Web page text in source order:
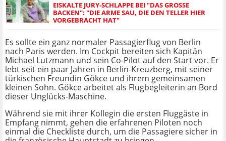
EISKALTE JURY-SCHLAPPE BEI "DAS GROSSE B
ACKEN": "DIE ARME SAU, DIE DEN TELLER HIER V
ORGEBRACHT HAT"
Es sollte ein ganz normaler Passagierflug von Berlin
nach Paris werden. Im Cockpit bereiten sich Kapitän
Michael Lutzmann und sein Co-Pilot auf den Start vor. Er
lebt seit ein paar Jahren in Berlin-Kreuzberg, mit seiner
türkischen Freundin Gökce und ihrem gemeinsamen
kleinen Sohn. Gökce arbeitet als Flugbegleiterin an Bord
dieser Unglücks-Maschine.
Während sie mit ihrer Kollegin die ersten Fluggäste in
Empfang nimmt, gehen die erfahrenen Piloten noch
einmal die Checkliste durch, um die Passagiere sicher in